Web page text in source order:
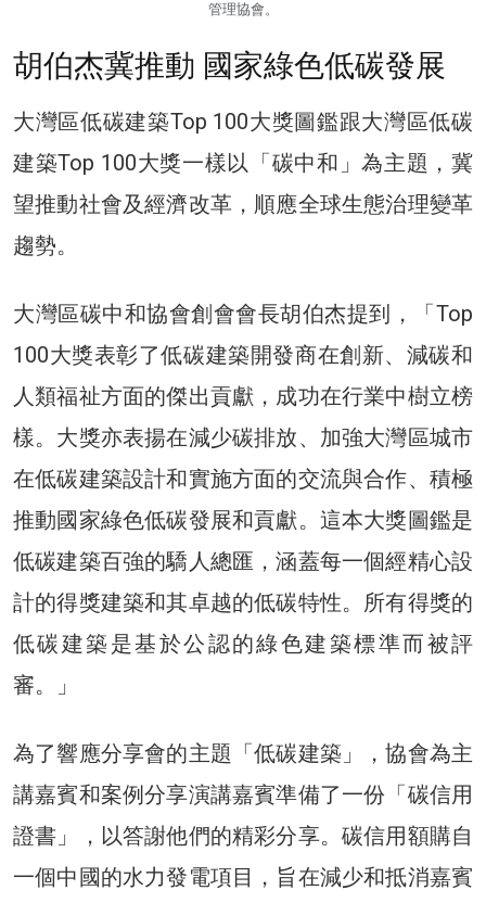
管理協會。
胡伯杰冀推動 國家綠色低碳發展
大灣區低碳建築Top 100大獎圖鑑跟大灣區低碳
建築Top 100大獎一樣以「碳中和」為主題，冀
望推動社會及經濟改革，順應全球生態治理變革
趨勢。
大灣區碳中和協會創會會長胡伯杰提到，「Top
100大獎表彰了低碳建築開發商在創新、減碳和
人類福祉方面的傑出貢獻，成功在行業中樹立榜
樣。大獎亦表揚在減少碳排放、加強大灣區城市
在低碳建築設計和實施方面的交流與合作、積極
推動國家綠色低碳發展和貢獻。這本大獎圖鑑是
低碳建築百強的驕人總匯，涵蓋每一個經精心設
計的得獎建築和其卓越的低碳特性。所有得獎的
低碳建築是基於公認的綠色建築標準而被評
審。」
為了響應分享會的主題「低碳建築」，協會為主
講嘉賓和案例分享演講嘉賓準備了一份「碳信用
證書」，以答謝他們的精彩分享。碳信用額購自
一個中國的水力發電項目，旨在減少和抵消嘉賓